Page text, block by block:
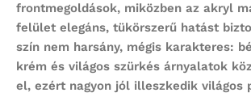
frontmegoldások, miközben az akryl
felület elegáns, tükörszerű hatást
szín nem harsány, mégis karakteres:
krém és világos szürkés árnyalatok
el, ezért nagyon jól illeszkedik világos